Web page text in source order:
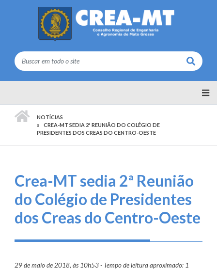
Buscar
NOTÍCIAS
CREA-MT SEDIA 2ª REUNIÃO DO COLÉGIO DE
PRESIDENTES DOS CREAS DO CENTRO-OESTE
Crea-MT sedia 2ª Reunião
do Colégio de Presidentes
dos Creas do Centro-Oeste
29 de maio de 2018, às 10h53 - Tempo de leitura aproximado: 1